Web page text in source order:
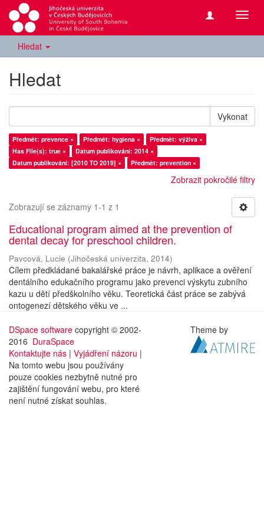
Hledat
Hledat
Vykonat
Předmět: prevence × Předmět: hygiena ×
Předmět: výživa ×
Has File(s): true ×
Datum publikování: 2014 ×
Datum publikování: [2010 TO 2019] ×
Předmět: prevention ×
Zobrazit pokročilé filtry
Zobrazují se záznamy 1-1 z 1
Educational program aimed at the prevention of
dental decay for preschool children.
Pavcová, Lucie (Jihočeská univerzita, 2014)
Cílem předkládané bakalářské práce je návrh, aplikace a ověření
dentálního edukačního programu jako prevenci výskytu zubního
kazu u dětí předškolního věku. Teoretická část práce se zabývá
ontogenezí dětského věku ve ...
DSpace software copyright © 2002-
2016 DuraSpace
Kontaktujte nás | Vyjádření názoru |
Na tomto webu jsou používány
pouze cookies nezbytně nutné pro
zajištění fungování webu, pro které
není nutné získat souhlas.
Theme by